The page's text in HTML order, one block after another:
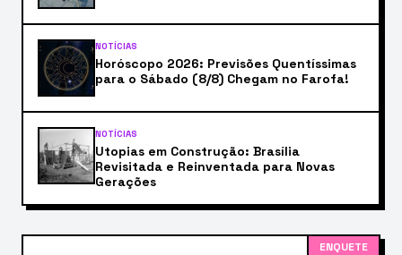
NOTÍCIAS
Horóscopo 2026: Previsões Quentíssimas
para o Sábado (8/8) Chegam no Farofa!
NOTÍCIAS
Utopias em Construção: Brasília
Revisitada e Reinventada para Novas
Gerações
ENQUETE